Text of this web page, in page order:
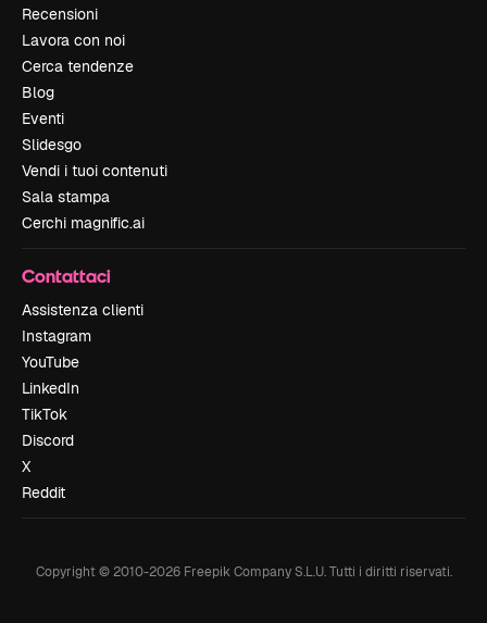
Recensioni
Lavora con noi
Cerca tendenze
Blog
Eventi
Slidesgo
Vendi i tuoi contenuti
Sala stampa
Cerchi magnific.ai
Contattaci
Assistenza clienti
Instagram
YouTube
LinkedIn
TikTok
Discord
X
Reddit
Copyright © 2010-2026Freepik Company S.L.U. Tutti i diritti riservati.